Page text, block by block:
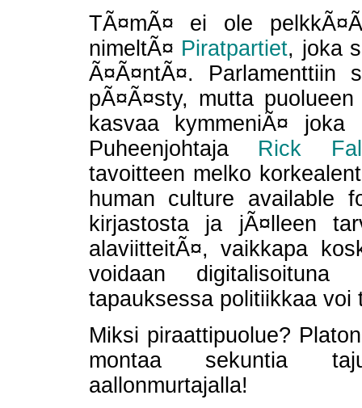
TÃ¤mÃ¤ ei ole
nimeltÃ¤ Piratpartiet, joka
Ã¤Ã¤ntÃ¤. Parlamenttiin
pÃ¤Ã¤sty, mutta
kasvaa kymmeniÃ¤
Puheenjohtaja Rick
tavoitteen melko
human culture available
kirjastosta ja jÃ¤lleen
alaviitteitÃ¤, vaikkapa
voidaan digitalisoituna
tapauksessa politiikkaa voi
Miksi piraattipuolue?
montaa sekuntia
aallonmurtajalla!